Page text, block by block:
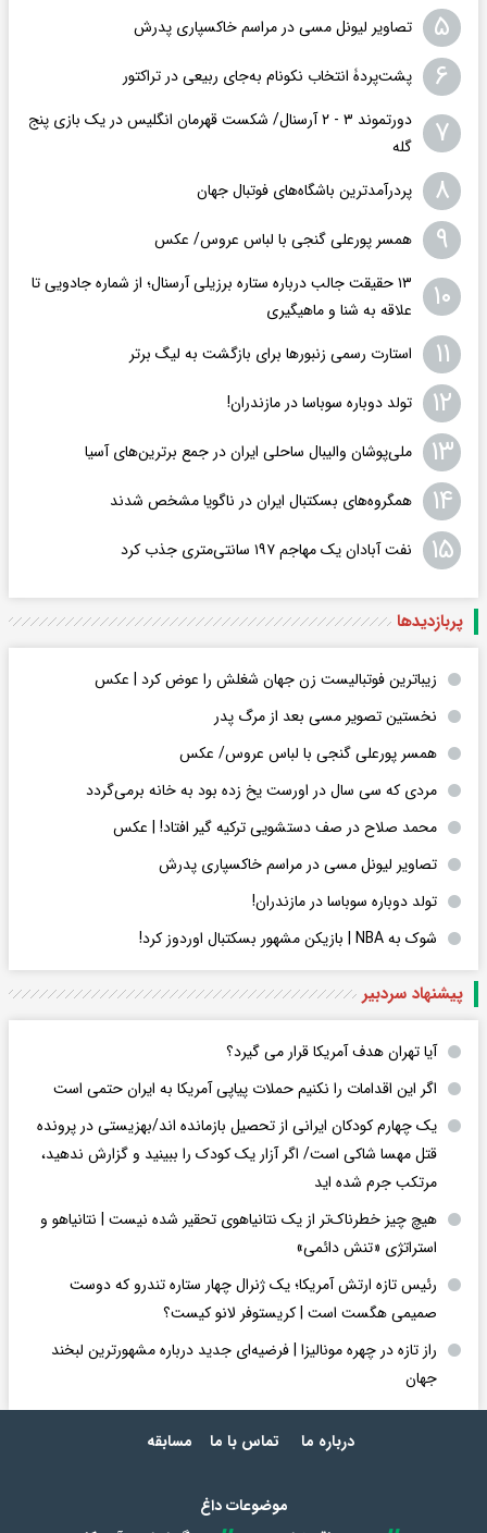
۵ تصاویر لیونل مسی در مراسم خاکسپاری پدرش
۶ پشت‌پردۀ انتخاب نکونام به‌جای ربیعی در ترا‌کتور
۷
دورتموند ۳ - ۲ آرسنال/ شکست قهرمان انگلیس در یک بازی پنج
گله
۸ پردرآمدترین باشگاه‌های فوتبال جهان
۹ همسر پورعلی گنجی با لباس عروس/ عکس
۱۰
۱۳ حقیقت جالب درباره ستاره برزیلی آرسنال؛ از شماره جادویی تا
علاقه به شنا و ماهیگیری
۱۱ استارت رسمی زنبورها برای بازگشت به لیگ برتر
۱۲ تولد دوباره سوباسا در مازندران!
۱۳ ملی‌پوشان والیبال ساحلی ایران در جمع برترین‌های آسیا
۱۴ همگروه‌های بسکتبال ایران در ناگویا مشخص شدند
۱۵ نفت آبادان یک مهاجم ۱۹۷ سانتی‌متری جذب کرد
پربازدید‌ها
زیباترین فوتبالیست زن جهان شغلش را عوض کرد | عکس
نخستین تصویر مسی بعد از مرگ پدر
همسر پورعلی گنجی با لباس عروس/ عکس
مردی که سی سال در اورست یخ زده بود به خانه برمی‌گردد
محمد صلاح در صف دستشویی ترکیه گیر افتاد! | عکس
تصاویر لیونل مسی در مراسم خاکسپاری پدرش
تولد دوباره سوباسا در مازندران!
شوک به NBA | بازیکن مشهور بسکتبال اوردوز کرد!
پیشنهاد سردبیر
آیا تهران هدف آمریکا قرار می گیرد؟
اگر این اقدامات را نکنیم حملات پیاپی آمریکا به ایران حتمی است
یک چهارم کودکان ایرانی از تحصیل بازمانده اند/بهزیستی در پرونده
قتل مهسا شاکی است/ اگر آزار یک کودک را ببینید و گزارش ندهید،
مرتکب جرم شده اید
هیچ چیز خطرناک‌تر از یک نتانیاهوی تحقیر شده نیست | نتانیاهو و
استراتژی «تنش دائمی»
رئیس تازه ارتش آمریکا؛ یک ژنرال چهار ستاره تندرو که دوست
صمیمی هگست است | کریستوفر لانو کیست؟
راز تازه در چهره مونالیزا | فرضیه‌ای جدید درباره مشهورترین لبخند
جهان
درباره ما تماس با ما مسابقه
موضوعات داغ